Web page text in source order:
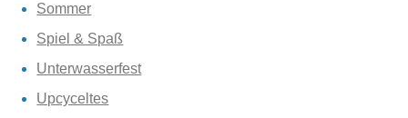
Sommer
Spiel & Spaß
Unterwasserfest
Upcyceltes